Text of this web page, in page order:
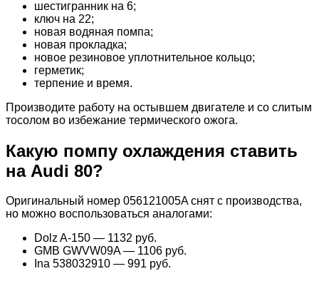
шестигранник на 6;
ключ на 22;
новая водяная помпа;
новая прокладка;
новое резиновое уплотнительное кольцо;
герметик;
терпение и время.
Производите работу на остывшем двигателе и со слитым
тосолом во избежание термического ожога.
Какую помпу охлаждения ставить
на Audi 80?
Оригинальный номер 056121005A снят с производства,
но можно воспользоваться аналогами:
Dolz A-150 — 1132 руб.
GMB GWVW09A — 1106 руб.
Ina 538032910 — 991 руб.